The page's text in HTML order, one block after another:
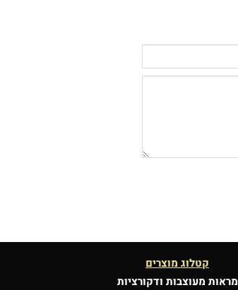
קטלוג מוצרים
מראות מעוצבות ודקורציות